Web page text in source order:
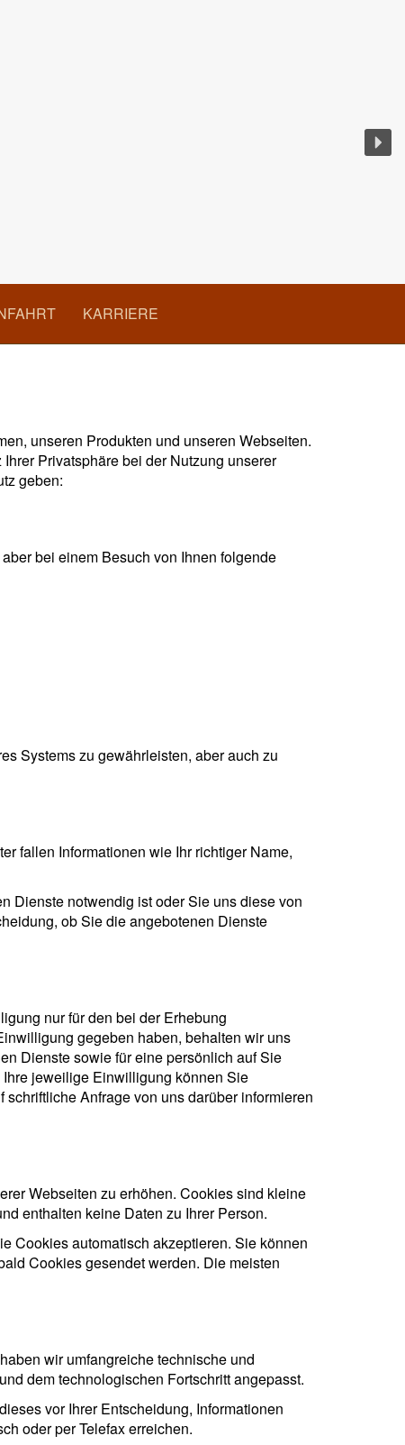
KARRIERE
unseren Produkten und unseren Webseiten.
Privatsphäre bei der Nutzung unserer
geben:
bei einem Besuch von Ihnen folgende
Systems zu gewährleisten, aber auch zu
fallen Informationen wie Ihr richtiger Name,
Dienste notwendig ist oder Sie uns diese von
ob Sie die angebotenen Dienste
nur für den bei der Erhebung
gegeben haben, behalten wir uns
Dienste sowie für eine persönlich auf Sie
jeweilige Einwilligung können Sie
Anfrage von uns darüber informieren
Webseiten zu erhöhen. Cookies sind kleine
enthalten keine Daten zu Ihrer Person.
Cookies automatisch akzeptieren. Sie können
Cookies gesendet werden. Die meisten
wir umfangreiche technische und
dem technologischen Fortschritt angepasst.
vor Ihrer Entscheidung, Informationen
oder per Telefax erreichen.